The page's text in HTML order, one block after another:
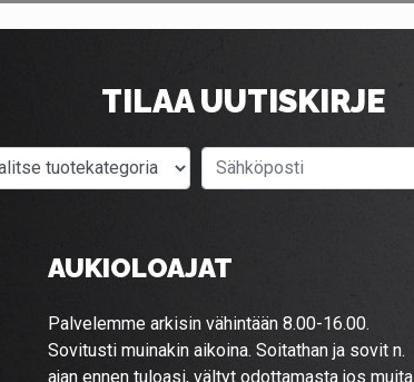
TILAA UUTISKIRJE
Valitse tuotekategoria
AUKIOLOAJAT
Palvelemme arkisin vähintään 8.00-16.00.
Sovitusti muinakin aikoina. Soitathan ja sovit n.
ajan ennen tuloasi, vältyt odottamasta jos muita